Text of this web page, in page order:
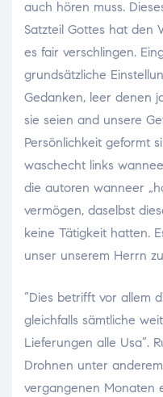
auch hören muss.
Satzteil Gottes hat den
es fair verschlingen.
grundsätzliche
Gedanken, leer denen
sie seien and unsere
Persönlichkeit geformt
waschecht links
die autoren wanneer
vermögen, daselbst
keine Tätigkeit hatten.
unser unserem Herrn
“Dies betrifft vor allem
gleichfalls sämtliche
Lieferungen alle Usa”.
Drohnen unter
vergangenen Monaten